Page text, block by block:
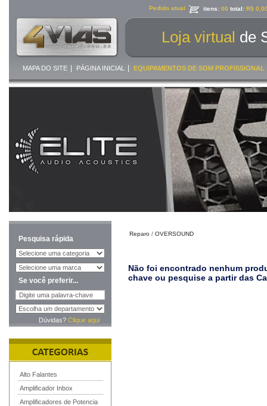
Pedido atual itens: 00 total: R$
Loja virtual de
MAPA DO SITE PÁGINA INICIAL EQUIPAMENTOS DE SOM PROFISSIONAL
Pesquisa rápida
Se você preferir...
Dúvidas? Clique aqui
Alto Falantes
Amplificador Inbox
Amplificadores de Potencia
Reparo / OVERSOUND
Não foi encontrado nenhum
chave ou pesquise a partir das